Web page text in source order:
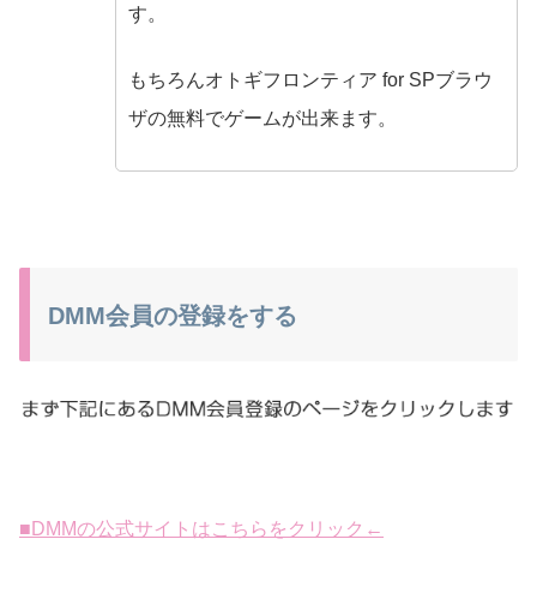
す。
もちろんオトギフロンティア for SPブラウ
ザの無料でゲームが出来ます。
DMM会員の登録をする
■DMMの公式サイトはこちらをクリック←